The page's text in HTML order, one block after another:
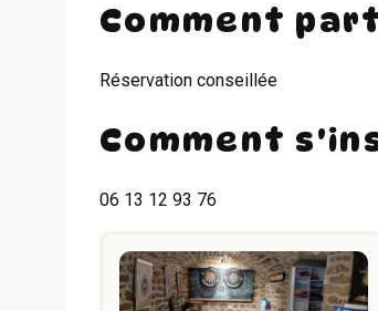
Comment
Réservation conseillée
Comment
06 13 12 93 76